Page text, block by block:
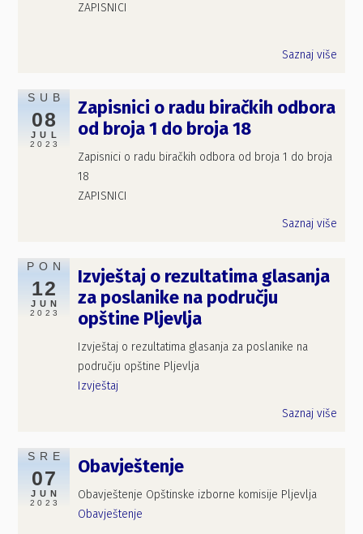
ZAPISNICI
Saznaj više
SUB
08
JUL
2023
Zapisnici o radu biračkih odbora
od broja 1 do broja 18
Zapisnici o radu biračkih odbora od broja 1 do broja
18
ZAPISNICI
Saznaj više
PON
12
JUN
2023
Izvještaj o rezultatima glasanja
za poslanike na području
opštine Pljevlja
Izvještaj o rezultatima glasanja za poslanike na
području opštine Pljevlja
Izvještaj
Saznaj više
SRE
07
JUN
2023
Obavještenje
Obavještenje Opštinske izborne komisije Pljevlja
Obavještenje